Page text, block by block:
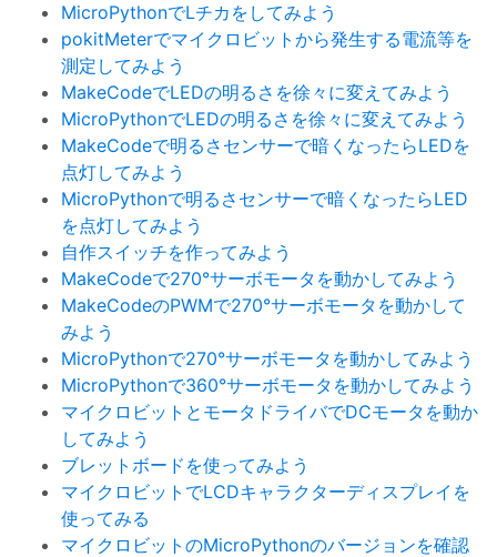
MicroPythonでLチカをしてみよう
pokitMeterでマイクロビットから発生する電流等を
測定してみよう
MakeCodeでLEDの明るさを徐々に変えてみよう
MicroPythonでLEDの明るさを徐々に変えてみよう
MakeCodeで明るさセンサーで暗くなったらLEDを
点灯してみよう
MicroPythonで明るさセンサーで暗くなったらLED
を点灯してみよう
自作スイッチを作ってみよう
MakeCodeで270°サーボモータを動かしてみよう
MakeCodeのPWMで270°サーボモータを動かして
みよう
MicroPythonで270°サーボモータを動かしてみよう
MicroPythonで360°サーボモータを動かしてみよう
マイクロビットとモータドライバでDCモータを動か
してみよう
ブレットボードを使ってみよう
マイクロビットでLCDキャラクターディスプレイを
使ってみる
マイクロビットのMicroPythonのバージョンを確認